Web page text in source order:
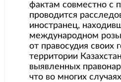
фактам совместно с
проводится
иностранец,
международном
от правосудия своих
территории
выявленных
что во многих